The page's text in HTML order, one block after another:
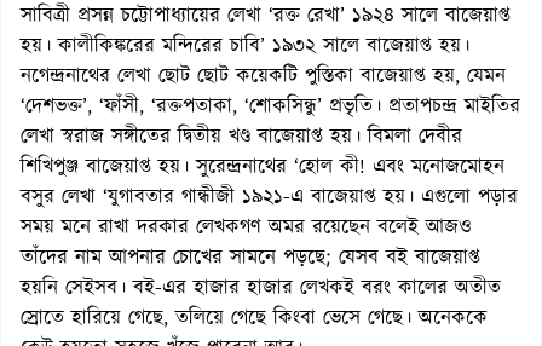
সাবিত্রী প্রসন্ন চট্টোপাধ্যায়ের লেখা ‘রক্ত রেখা’ ১৯২৪ সালে বাজেয়াপ্ত
হয়। কালীকিঙ্করের মন্দিরের চাবি’ ১৯৩২ সালে বাজেয়াপ্ত হয়।
নগেন্দ্রনাথের লেখা ছোট ছোট কয়েকটি পুস্তিকা বাজেয়াপ্ত হয়, যেমন
‘দেশভক্ত’, ‘ফাঁসী, ‘রক্তপতাকা, ‘শোকসিন্ধু’ প্রভৃতি। প্রতাপচন্দ্র মাইতির
লেখা স্বরাজ সঙ্গীতের দ্বিতীয় খণ্ড বাজেয়াপ্ত হয়। বিমলা দেবীর
শিখিপুঞ্জ বাজেয়াপ্ত হয়। সুরেন্দ্রনাথের ‘হোল কী! এবং মনোজমোহন
বসুর লেখা ‘যুগাবতার গান্ধীজী ১৯২১-এ বাজেয়াপ্ত হয়। এগুলো পড়ার
সময় মনে রাখা দরকার লেখকগণ অমর রয়েছেন বলেই আজও
তাঁদের নাম আপনার চোখের সামনে পড়ছে; যেসব বই বাজেয়াপ্ত
হয়নি সেইসব। বই-এর হাজার হাজার লেখকই বরং কালের অতীত
স্রোতে হারিয়ে গেছে, তলিয়ে গেছে কিংবা ভেসে গেছে। অনেককে